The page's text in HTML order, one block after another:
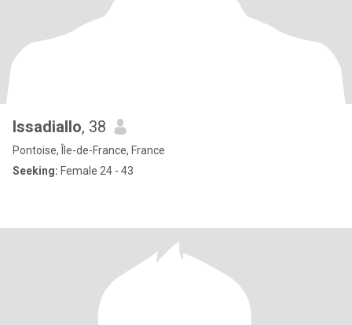
Issadiallo, 38
Pontoise, Île-de-France, France
Seeking: Female 24 - 43